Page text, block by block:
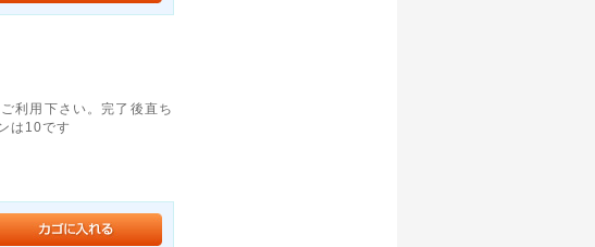
利用下さい。完了後直ち
は10です